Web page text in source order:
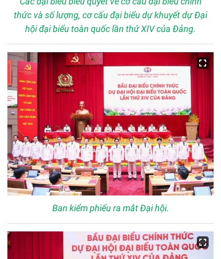
thức và số lượng, cơ cấu đại biểu dự khuyết dự Đại
hội đại biểu toàn quốc lần thứ XIV của Đảng.
Ban kiểm phiếu ra mắt Đại hội.